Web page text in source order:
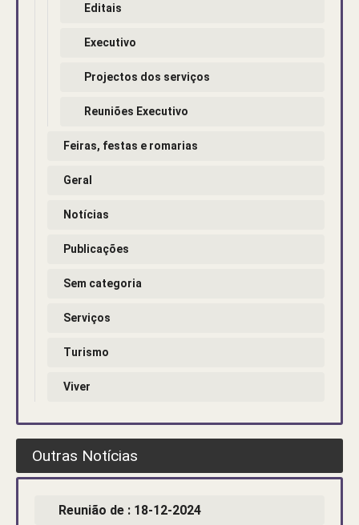
Editais
Executivo
Projectos dos serviços
Reuniões Executivo
Feiras, festas e romarias
Geral
Notícias
Publicações
Sem categoria
Serviços
Turismo
Viver
Outras Notícias
Reunião de : 18-12-2024